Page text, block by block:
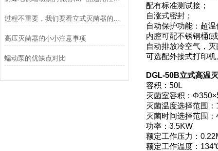
高压灭菌器的小小注意事项
蠕动泵的优缺点对比
配有标准测试接；
自涨式密封；
自动保护功能：超
内腔可配不锈钢桶(
自动排放冷空气，
可选配外接式打印机
DGL-50B立式高温
容积：50L
灭菌室容积：
灭菌温度选择范围
灭菌时间选择范围
功率：3.5KW
额定工作压力：
额定工作温度：